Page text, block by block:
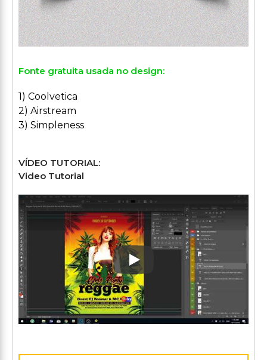
Fonte gratuita usada no design:
1) Coolvetica
2) Airstream
3) Simpleness
VÍDEO TUTORIAL:
Video Tutorial
Play: Keynote (Google I/O